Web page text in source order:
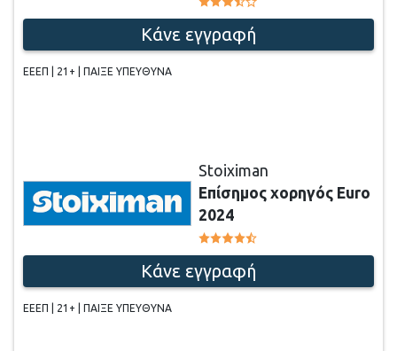
Κάνε εγγραφή
ΕΕΕΠ | 21+ | ΠΑΙΞΕ ΥΠΕΥΘΥΝΑ
Stoiximan
Επίσημος χορηγός Euro
2024
Κάνε εγγραφή
ΕΕΕΠ | 21+ | ΠΑΙΞΕ ΥΠΕΥΘΥΝΑ